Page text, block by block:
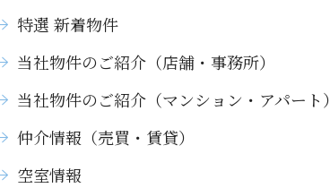
特選 新着物件
当社物件のご紹介（店舗・事務所）
当社物件のご紹介（マンション・アパート）
仲介情報（売買・賃貸）
空室情報